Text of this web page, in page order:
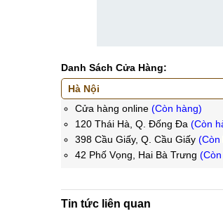
Danh Sách Cửa Hàng:
Cửa hàng online (Còn hàng)
120 Thái Hà, Q. Đống Đa (Còn
398 Cầu Giấy, Q. Cầu Giấy (Còn
42 Phố Vọng, Hai Bà Trưng
Tin tức liên quan